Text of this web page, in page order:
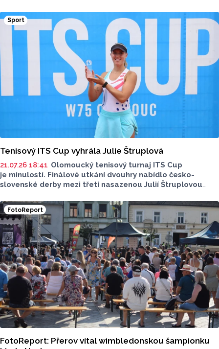
je ve wimbledonské kšiltovce, kterou potajmu předem
dostal od jednoho z trenérů vítězky ženské dvouhry Lindy
Noskové, která pozvání na Hrad označila za něco velkého,
co nelze nepřijmout.
Sport
Tenisový ITS Cup vyhrála Julie Štruplová
21.07.26 18:41 Olomoucký tenisový turnaj ITS Cup
je minulostí. Finálové utkání dvouhry nabídlo česko-
slovenské derby mezi třetí nasazenou Julií Štruplovou
6:3, 6:4 stala pro ročník 2026 česká hráčka.
FotoReport
FotoReport: Přerov vítal wimbledonskou šampionku